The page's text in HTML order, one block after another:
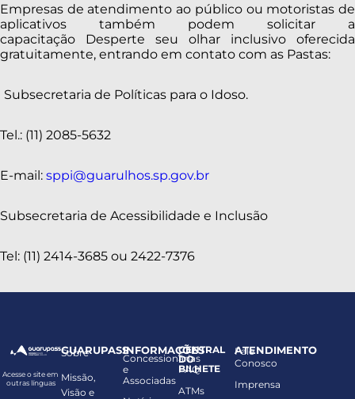
Empresas de atendimento ao público ou motoristas de
aplicativos também podem solicitar a
capacitação Desperte seu olhar inclusivo oferecida
gratuitamente, entrando em contato com as Pastas:
Subsecretaria de Políticas para o Idoso.
Tel.: (11) 2085-5632
E-mail: sppi@guarulhos.sp.gov.br
Subsecretaria de Acessibilidade e Inclusão
Tel: (11) 2414-3685 ou 2422-7376
Acesse o site em
outras línguas
GUARUPASS
Sobre
Missão,
Visão e
INFORMAÇÕES
Concessionárias
e
Associadas
CENTRAL
DO
BILHETE
FAQ
ATMs
ATENDIMENTO
Fale
Conosco
Imprensa